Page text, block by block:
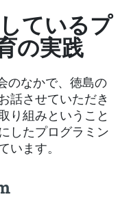
ているプ
の実践
のなかで、徳島の
話させていただき
り組みということ
したプログラミン
います。